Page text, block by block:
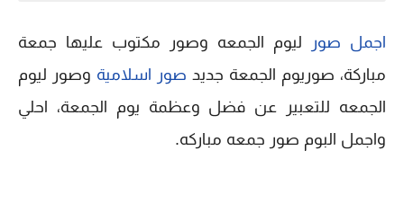
اجمل صور
ليوم الجمعه وصور مكتوب عليها جمعة
مباركة، صوريوم الجمعة جديد صور اسلامية وصور ليوم
الجمعه للتعبير عن فضل وعظمة يوم الجمعة، احلي
واجمل البوم صور جمعه مباركه.